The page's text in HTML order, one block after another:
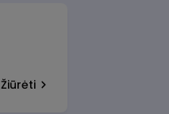
Žiūrėti